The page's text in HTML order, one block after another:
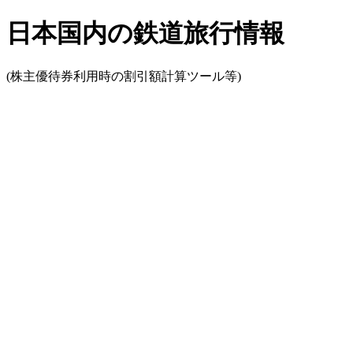
日本国内の鉄道旅行情報
(株主優待券利用時の割引額計算ツール等)